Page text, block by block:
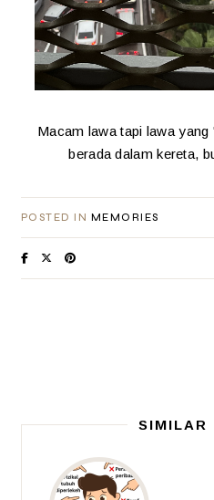
Macam lawa tapi lawa
berada dalam kereta,
POSTED IN MEMORIES
SIMILAR